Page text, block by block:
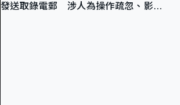
發送取錄電郵 涉人為操作疏忽、影響